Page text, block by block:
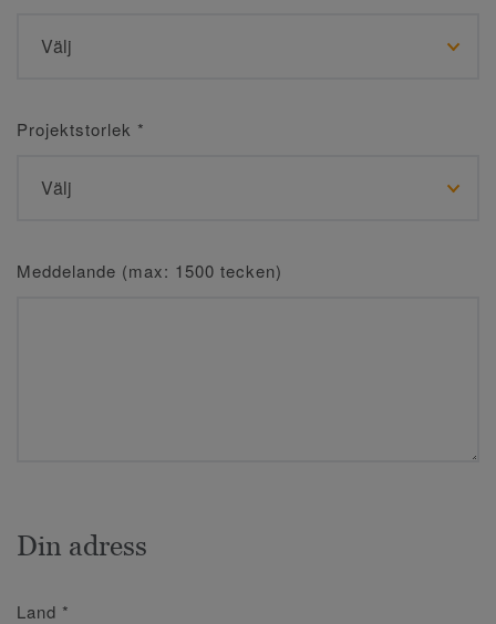
Projektstorlek *
Meddelande (max: 1500 tecken)
Din adress
Land *